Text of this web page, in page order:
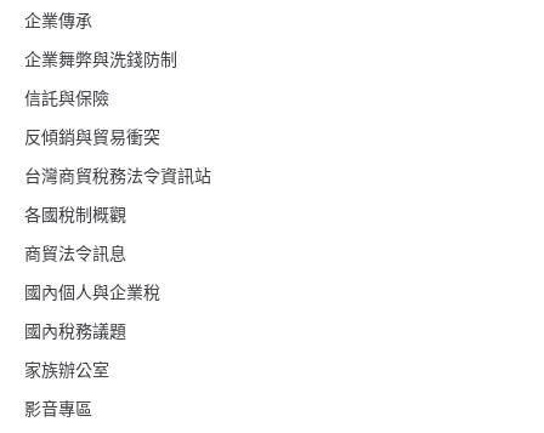
企業傳承
企業舞弊與洗錢防制
信託與保險
反傾銷與貿易衝突
台灣商貿稅務法令資訊站
各國稅制概觀
商貿法令訊息
國內個人與企業稅
國內稅務議題
家族辦公室
影音專區